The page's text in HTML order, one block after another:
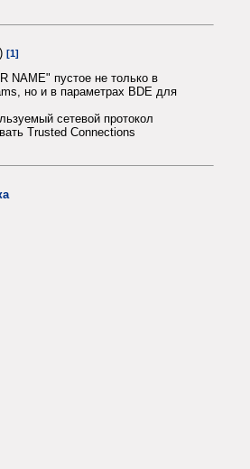
) [1]
NAME" пустое не только в
но и в параметрах BDE для
сетевой протокол
Trusted Connections